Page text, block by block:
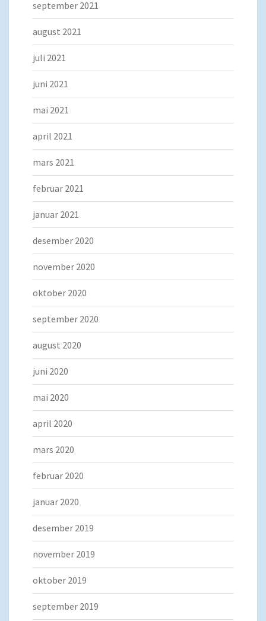
september 2021
august 2021
juli 2021
juni 2021
mai 2021
april 2021
mars 2021
februar 2021
januar 2021
desember 2020
november 2020
oktober 2020
september 2020
august 2020
juni 2020
mai 2020
april 2020
mars 2020
februar 2020
januar 2020
desember 2019
november 2019
oktober 2019
september 2019